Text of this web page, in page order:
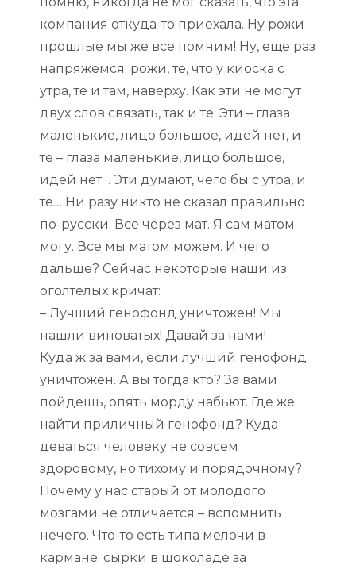
компания откуда-то приехала. Ну рожи
прошлые мы же все помним! Ну, еще раз
напряжемся: рожи, те, что у киоска с
утра, те и там, наверху. Как эти не могут
двух слов связать, так и те. Эти – глаза
маленькие, лицо большое, идей нет, и
те – глаза маленькие, лицо большое,
идей нет… Эти думают, чего бы с утра, и
те… Ни разу никто не сказал правильно
по-русски. Все через мат. Я сам матом
могу. Все мы матом можем. И чего
дальше? Сейчас некоторые наши из
оголтелых кричат:
– Лучший генофонд уничтожен! Мы
нашли виноватых! Давай за нами!
Куда ж за вами, если лучший генофонд
уничтожен. А вы тогда кто? За вами
пойдешь, опять морду набьют. Где же
найти приличный генофонд? Куда
деваться человеку не совсем
здоровому, но тихому и порядочному?
Почему у нас старый от молодого
мозгами не отличается – вспомнить
нечего. Что-то есть типа мелочи в
кармане: сырки в шоколаде за